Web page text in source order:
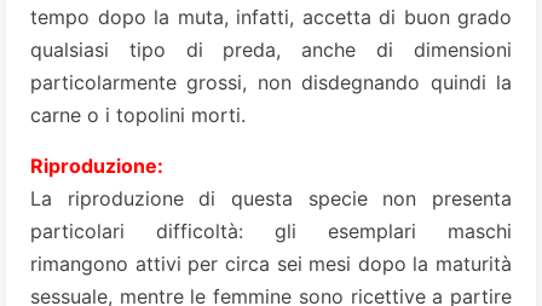
tempo dopo la muta, infatti, accetta di buon grado
qualsiasi tipo di preda, anche di dimensioni
particolarmente grossi, non disdegnando quindi la
carne o i topolini morti.
Riproduzione:
La riproduzione di questa specie non presenta
particolari difficoltà: gli esemplari maschi
rimangono attivi per circa sei mesi dopo la maturità
sessuale, mentre le femmine sono ricettive a partire